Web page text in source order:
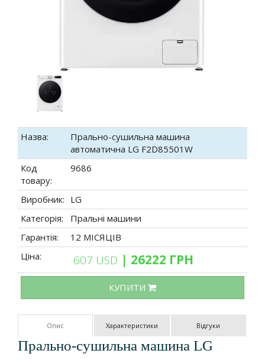
Назва:
Прально-сушильна машина
автоматична LG F2D85501W
Код
товару:
9686
Виробник: LG
Категорія:
Пральні машини
Гарантія:
12 МІСЯЦІВ
Ціна:
607 USD | 26222 ГРН
КУПИТИ
Опис Характеристики Відгуки
Прально-сушильна машина LG